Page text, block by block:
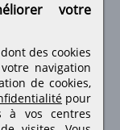
sociaux
votre
des cookies
navigation
de cookies,
pour
à vos centres